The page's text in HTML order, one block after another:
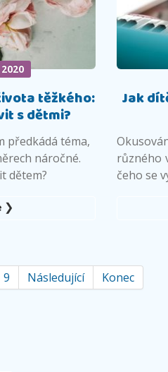
těžkého:
s dětmi?
předkádá téma,
náročné.
dětem?
❯
Jak
různého
čeho se
9 Následující Konec